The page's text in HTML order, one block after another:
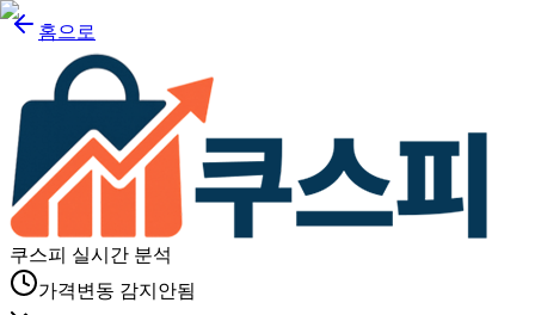
홈으로
쿠스피 실시간 분석
가격변동 감지안됨